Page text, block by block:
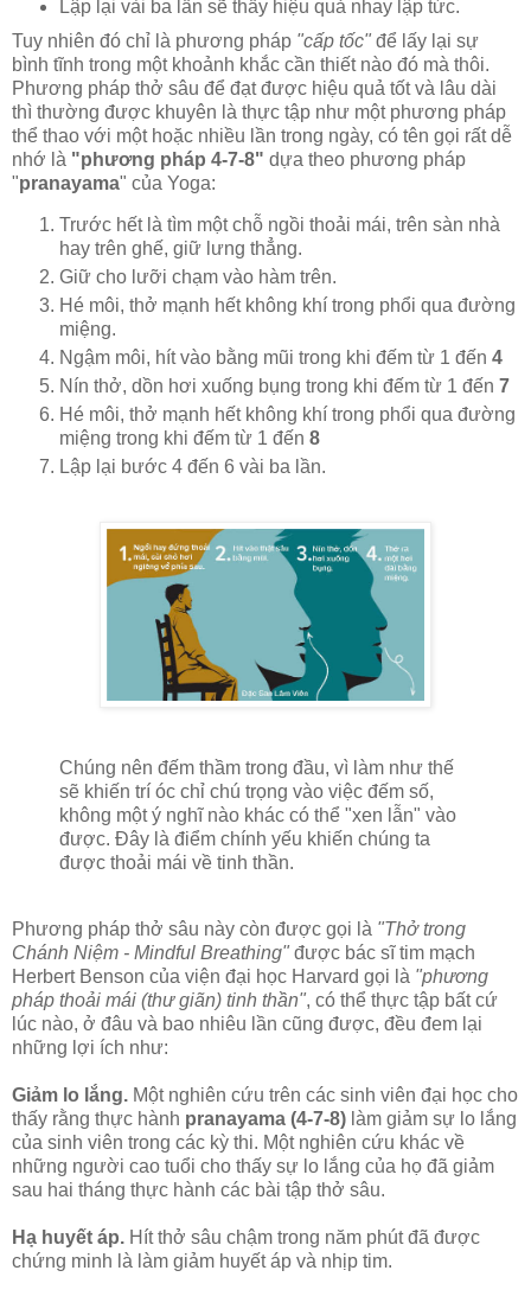
Lập lại vài ba lần sẽ thấy hiệu quả nhay lập tức.
Tuy nhiên đó chỉ là phương pháp "cấp tốc" để lấy lại sự
bình tĩnh trong một khoảnh khắc cần thiết nào đó mà thôi.
Phương pháp thở sâu để đạt được hiệu quả tốt và lâu dài
thì thường được khuyên là thực tập như một phương pháp
thể thao với một hoặc nhiều lần trong ngày, có tên gọi rất dễ
nhớ là "phương pháp 4-7-8" dựa theo phương pháp
"pranayama" của Yoga:
Trước hết là tìm một chỗ ngồi thoải mái, trên sàn nhà
hay trên ghế, giữ lưng thẳng.
Giữ cho lưỡi chạm vào hàm trên.
Hé môi, thở mạnh hết không khí trong phổi qua đường
miệng.
Ngậm môi, hít vào bằng mũi trong khi đếm từ 1 đến 4
Nín thở, dồn hơi xuống bụng trong khi đếm từ 1 đến 7
Hé môi, thở mạnh hết không khí trong phổi qua đường
miệng trong khi đếm từ 1 đến 8
Lập lại bước 4 đến 6 vài ba lần.
Chúng nên đếm thầm trong đầu, vì làm như thế
sẽ khiến trí óc chỉ chú trọng vào việc đếm số,
không một ý nghĩ nào khác có thể "xen lẫn" vào
được. Đây là điểm chính yếu khiến chúng ta
được thoải mái về tinh thần.
Phương pháp thở sâu này còn được gọi là "Thở trong
Chánh Niệm - Mindful Breathing" được bác sĩ tim mạch
Herbert Benson của viện đại học Harvard gọi là "phương
pháp thoải mái (thư giãn) tinh thần", có thể thực tập bất cứ
lúc nào, ở đâu và bao nhiêu lần cũng được, đều đem lại
những lợi ích như:
Giảm lo lắng. Một nghiên cứu trên các sinh viên đại học cho
thấy rằng thực hành pranayama (4-7-8) làm giảm sự lo lắng
của sinh viên trong các kỳ thi. Một nghiên cứu khác về
những người cao tuổi cho thấy sự lo lắng của họ đã giảm
sau hai tháng thực hành các bài tập thở sâu.
Hạ huyết áp. Hít thở sâu chậm trong năm phút đã được
chứng minh là làm giảm huyết áp và nhịp tim.